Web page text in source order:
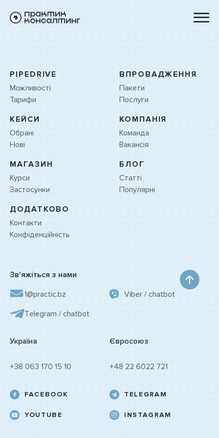
PIPEDRIVE
Можливості
Тарифи
ВПРОВАДЖЕННЯ
Пакети
Послуги
КЕЙСИ
Обрані
Нові
КОМПАНІЯ
Команда
Вакансія
МАГАЗИН
Курси
Застосунки
БЛОГ
Статті
Популярні
ДОДАТКОВО
Контакти
Конфіденційність
Зв'яжіться з нами
1@practic.bz
Viber / chatbot
Tеlegram / chatbot
Україна
+38 063 170 15 10
Євросоюз
+48 22 6022 721
FACEBOOK TELEGRAM
YOUTUBE INSTAGRAM